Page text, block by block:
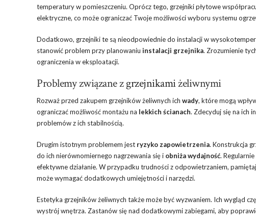
temperatury w pomieszczeniu. Oprócz tego, grzejniki płytowe
elektryczne, co może ograniczać Twoje możliwości wyboru systemu
Dodatkowo, grzejniki te są nieodpowiednie do instalacji w
stanowić problem przy planowaniu instalacji grzejnika. Zrozumienie
ograniczenia w eksploatacji.
Problemy związane zgrzejnikamiżeliwnymi
Rozważ przed zakupem grzejników żeliwnych ich wady, które mogą
ograniczać możliwość montażu na lekkich ścianach. Zdecyduj się na ich
problemów z ich stabilnością.
Drugim istotnym problemem jest ryzyko zapowietrzenia. Konstrukcja
do ich nierównomiernego nagrzewania się i obniża wydajność.
efektywne działanie. W przypadku trudności z odpowietrzaniem,
może wymagać dodatkowych umiejętności i narzędzi.
Estetyka grzejników żeliwnych także może być wyzwaniem. Ich wygląd
wystrój wnętrza. Zastanów się nad dodatkowymi zabiegami, aby